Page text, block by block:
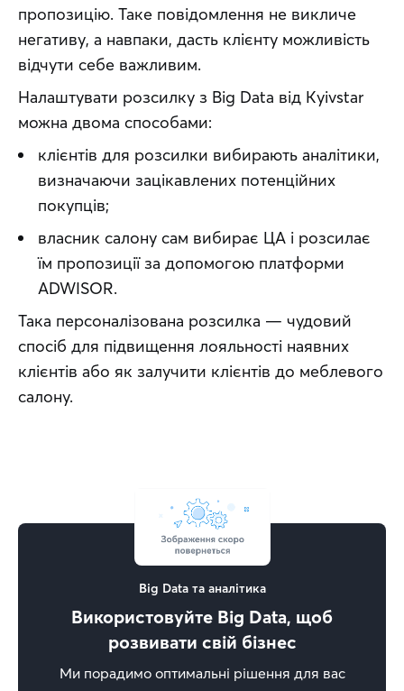
пропозицію. Таке повідомлення не викличе
негативу, а навпаки, дасть клієнту можливість
відчути себе важливим.
Налаштувати розсилку з Big Data від Kyivstar
можна двома способами:
клієнтів для розсилки вибирають аналітики,
визначаючи зацікавлених потенційних
покупців;
власник салону сам вибирає ЦА і розсилає
їм пропозиції за допомогою платформи
ADWISOR.
Така персоналізована розсилка — чудовий
спосіб для підвищення лояльності наявних
клієнтів або як залучити клієнтів до меблевого
салону.
Big Data та аналітика
Використовуйте Big Data, щоб
розвивати свій бізнес
Ми порадимо оптимальні рішення для вас